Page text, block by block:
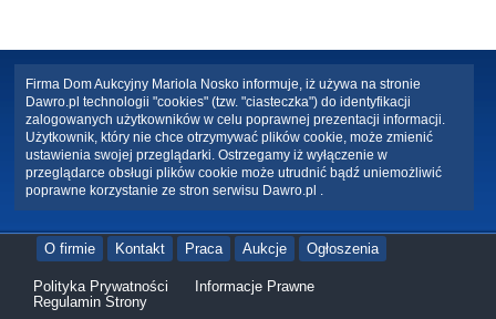
Firma Dom Aukcyjny Mariola Nosko informuje, iż używa na stronie
Dawro.pl technologii "cookies" (tzw. "ciasteczka") do identyfikacji
zalogowanych użytkowników w celu poprawnej prezentacji informacji.
Użytkownik, który nie chce otrzymywać plików cookie, może zmienić
ustawienia swojej przeglądarki. Ostrzegamy iż wyłączenie w
przeglądarce obsługi plików cookie może utrudnić bądź uniemożliwić
poprawne korzystanie ze stron serwisu Dawro.pl .
O firmie Kontakt Praca Aukcje Ogłoszenia
Polityka Prywatności
Informacje Prawne
Regulamin Strony